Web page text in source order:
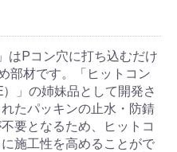
はPコン穴に打ち込むだけ
部材です。「ヒットコン
）」の姉妹品として開発さ
たパッキンの止水・防錆
要となるため、ヒットコ
施工性を高めることがで